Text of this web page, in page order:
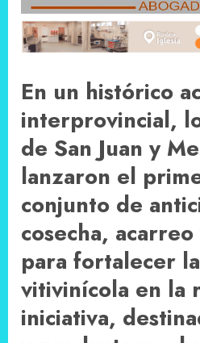
En un histórico
interprovincial,
de San Juan y
lanzaron el
conjunto de
cosecha,
para fortalecer
vitivinícola en la
iniciativa,